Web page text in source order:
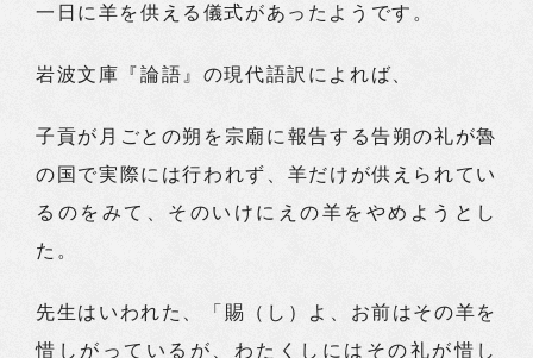
一日に羊を供える儀式があったようです。
岩波文庫『論語』の現代語訳によれば、
子貢が月ごとの朔を宗廟に報告する告朔の礼が魯
の国で実際には行われず、羊だけが供えられてい
るのをみて、そのいけにえの羊をやめようとし
た。
先生はいわれた、「賜（し）よ、お前はその羊を
惜しがっているが、わたくしにはその礼が惜し